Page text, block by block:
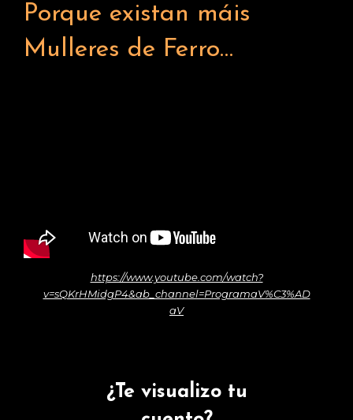
Porque existan máis
Mulleres de Ferro…
https://www.youtube.com/watch?
v=sQKrHMidgP4&ab_channel=ProgramaV%C3%AD
aV
¿Te visualizo tu